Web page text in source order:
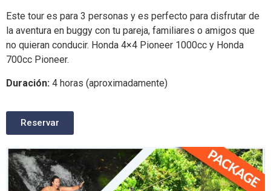
Este tour es para 3 personas y es perfecto para disfrutar de
la aventura en buggy con tu pareja, familiares o amigos que
no quieran conducir. Honda 4×4 Pioneer 1000cc y Honda
700cc Pioneer.
Duración: 4 horas (aproximadamente)
Reservar